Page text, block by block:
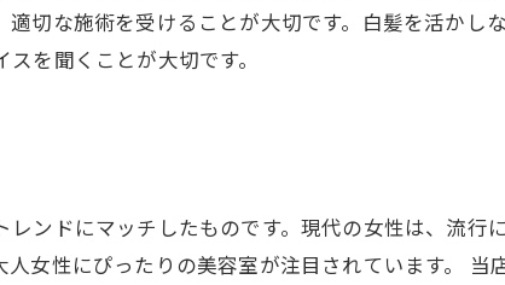
切な施術を受けることが大切です。白髪を活かし
を聞くことが大切です。
ンドにマッチしたものです。現代の女性は、流行
女性にぴったりの美容室が注目されています。